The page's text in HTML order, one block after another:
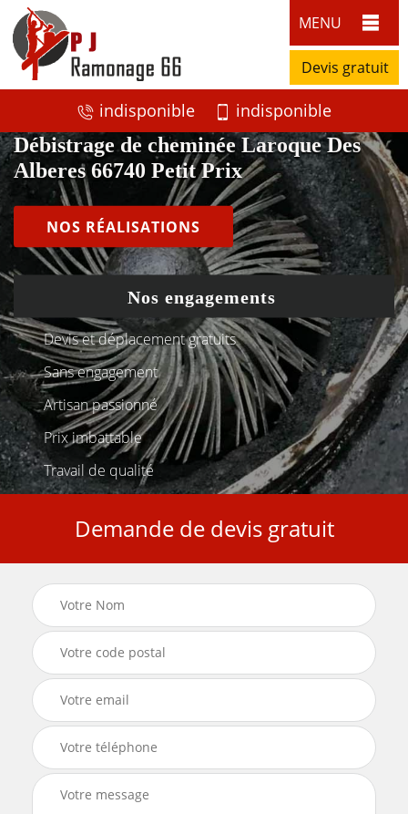
MENU
Devis gratuit
indisponible indisponible
Débistrage de cheminée Laroque Des
Alberes 66740 Petit Prix
NOS RÉALISATIONS
Nos engagements
Devis et déplacement gratuits
Sans engagement
Artisan passionné
Prix imbattable
Travail de qualité
Demande de devis gratuit